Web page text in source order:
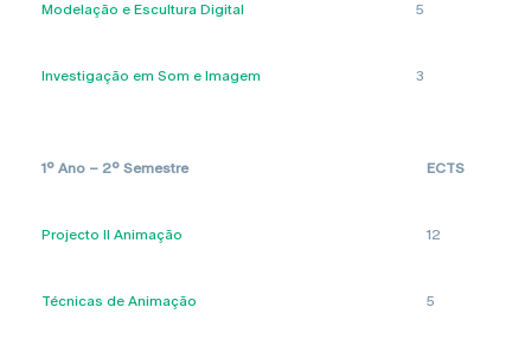
Modelação e Escultura Digital 5
Investigação em Som e Imagem 3
1º Ano – 2º Semestre ECTS
Projecto II Animação 12
Técnicas de Animação 5